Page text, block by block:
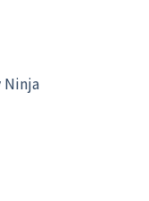
Ninja